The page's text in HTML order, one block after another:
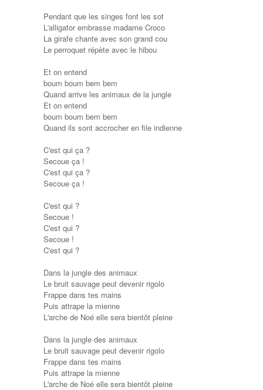
Pendant que les singes font les sot
L'alligator embrasse madame Croco
La girafe chante avec son grand cou
Le perroquet répète avec le hibou
Et on entend
boum boum bem bem
Quand arrive les animaux de la jungle
Et on entend
boum boum bem bem
Quand ils sont accrocher en file indienne
C'est qui ça ?
Secoue ça !
C'est qui ça ?
Secoue ça !
C'est qui ?
Secoue !
C'est qui ?
Secoue !
C'est qui ?
Dans la jungle des animaux
Le bruit sauvage peut devenir rigolo
Frappe dans tes mains
Puis attrape la mienne
L'arche de Noé elle sera bientôt pleine
Dans la jungle des animaux
Le bruit sauvage peut devenir rigolo
Frappe dans tes mains
Puis attrape la mienne
L'arche de Noé elle sera bientôt pleine